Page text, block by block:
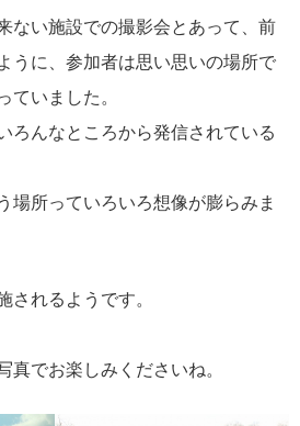
ない施設での撮影会とあって、前
うに、参加者は思い思いの場所で
ていました。
ろんなところから発信されている
場所っていろいろ想像が膨らみま
されるようです。
真でお楽しみくださいね。